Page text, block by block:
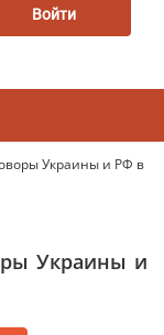
Войти
Украины и РФ в
Украины и